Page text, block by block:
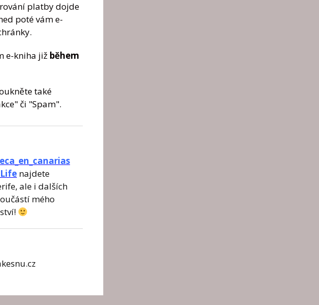
platby dojde
poté vám e-
e-kniha již během
také
či "Spam".
najdete
ale i dalších
mého